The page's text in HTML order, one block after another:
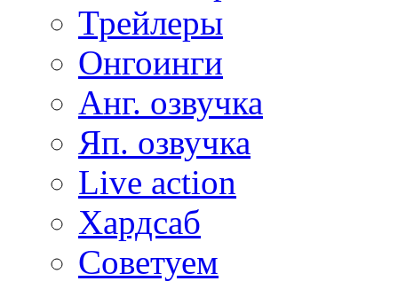
Трейлеры
Онгоинги
Анг. озвучка
Яп. озвучка
Live action
Хардсаб
Советуем